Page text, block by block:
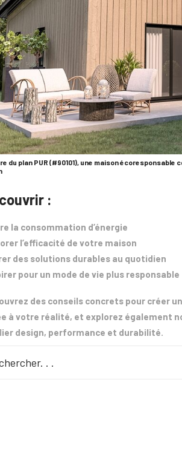
du plan PUR (#90101), une maison
:
la consommation d’énergie
l’efficacité de votre maison
des solutions durables au quotidien
pour un mode de vie plus responsable
des conseils concrets pour créer
à votre réalité, et explorez également
design, performance et durabilité.